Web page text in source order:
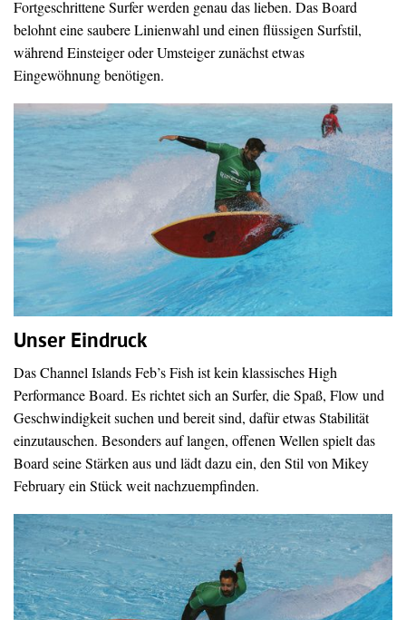
Fortgeschrittene Surfer werden genau das lieben. Das Board
belohnt eine saubere Linienwahl und einen flüssigen Surfstil,
während Einsteiger oder Umsteiger zunächst etwas
Eingewöhnung benötigen.
Unser Eindruck
Das Channel Islands Feb’s Fish ist kein klassisches High
Performance Board. Es richtet sich an Surfer, die Spaß, Flow und
Geschwindigkeit suchen und bereit sind, dafür etwas Stabilität
einzutauschen. Besonders auf langen, offenen Wellen spielt das
Board seine Stärken aus und lädt dazu ein, den Stil von Mikey
February ein Stück weit nachzuempfinden.